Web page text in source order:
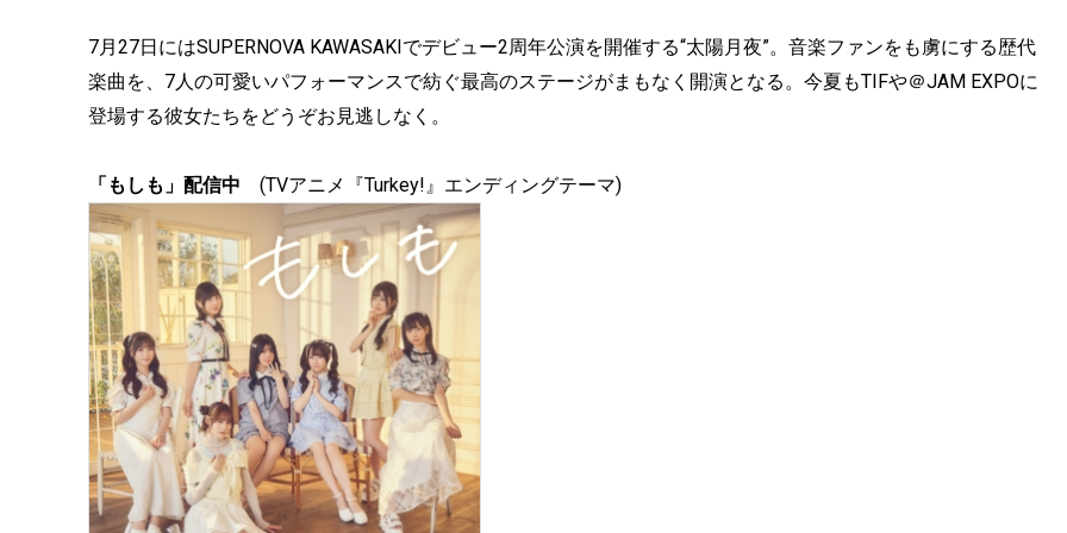
7月27日にはSUPERNOVA KAWASAKIでデビュー2周年公演を開催する“太陽月夜”。音楽ファンをも虜にする歴代
楽曲を、7人の可愛いパフォーマンスで紡ぐ最高のステージがまもなく開演となる。今夏もTIFや＠JAM EXPOに
登場する彼女たちをどうぞお見逃しなく。
「もしも」配信中 (TVアニメ『Turkey!』エンディングテーマ)